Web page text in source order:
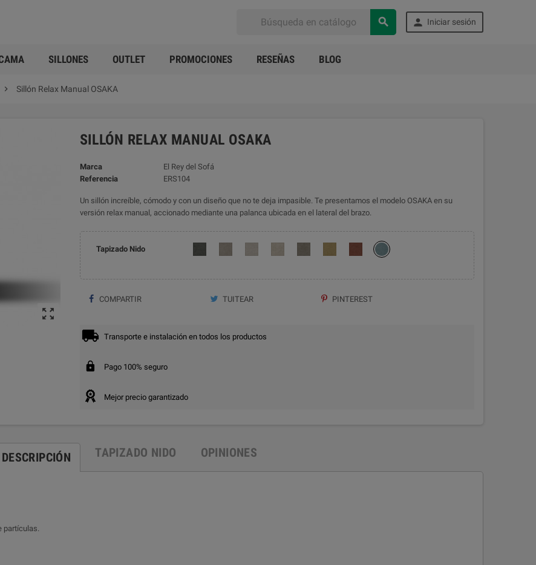
  Iniciar sesión
SILLONES OUTLET PROMOCIONES RESEÑAS BLOG
 Sillón Relax Manual OSAKA

SILLÓN RELAX MANUAL OSAKA
Marca
El Rey del Sofá
Referencia
ERS104
Un sillón increíble, cómodo y con un diseño que no te deja impasible. Te presentamos el modelo OSAKA en su
versión relax manual, accionado mediante una palanca ubicada en el lateral del brazo.
Tapizado Nido
COMPARTIR TUITEAR PINTEREST
Transporte e instalación en todos los productos
Pago 100% seguro
Mejor precio garantizado
DESCRIPCIÓN TAPIZADO NIDO OPINIONES
partículas.